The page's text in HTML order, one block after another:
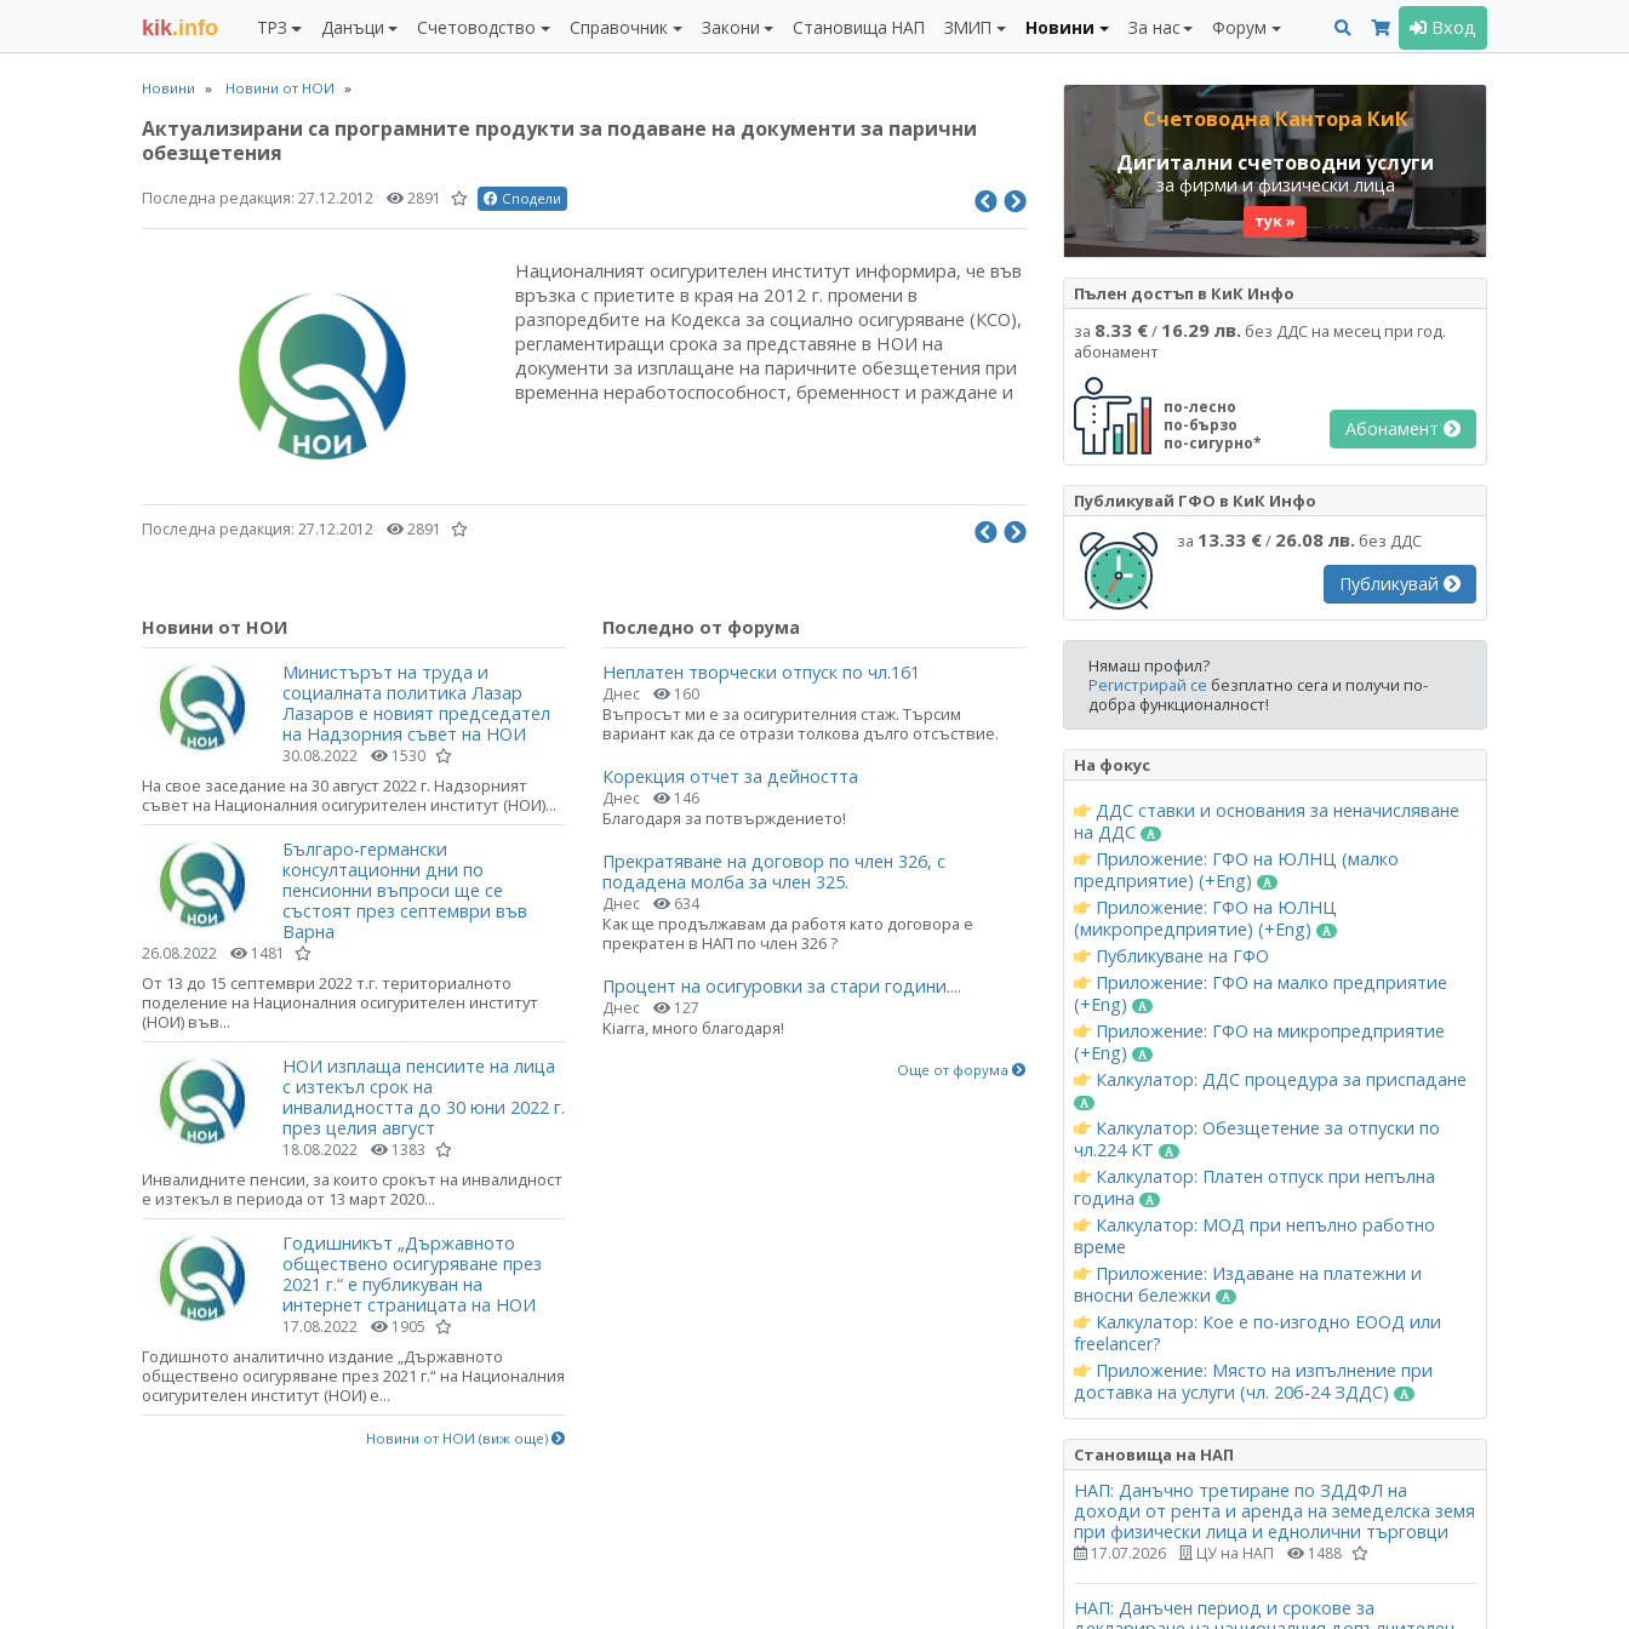
kik.info ТРЗ Данъци Счетоводство Справочник Закони Становища НАП ЗМИП Новини За нас Форум Вход
Новини Новини от НОИ
Актуализирани са програмните продукти за подаване на документи за парични
обезщетения
Последна редакция: 27.12.2012 2891 Сподели
Националният осигурителен институт информира, че във
връзка с приетите в края на 2012 г. промени в
разпоредбите на Кодекса за социално осигуряване (КСО),
регламентиращи срока за представяне в НОИ на
документи за изплащане на паричните обезщетения при
временна неработоспособност, бременност и раждане и
Последна редакция: 27.12.2012 2891
Новини от НОИ
Министърът на труда и
социалната политика Лазар
Лазаров е новият председател
на Надзорния съвет на НОИ
30.08.2022 1530
На свое заседание на 30 август 2022 г. Надзорният
съвет на Националния осигурителен институт (НОИ)...
Българо-германски
консултационни дни по
пенсионни въпроси ще се
състоят през септември във
Варна
26.08.2022 1481
От 13 до 15 септември 2022 т.г. териториалното
поделение на Националния осигурителен институт
(НОИ) във...
НОИ изплаща пенсиите на лица
с изтекъл срок на
инвалидността до 30 юни 2022 г.
през целия август
18.08.2022 1383
Инвалидните пенсии, за които срокът на инвалидност
е изтекъл в периода от 13 март 2020...
Годишникът „Държавното
обществено осигуряване през
2021 г.“ е публикуван на
интернет страницата на НОИ
17.08.2022 1905
Годишното аналитично издание „Държавното
обществено осигуряване през 2021 г.“ на Националния
осигурителен институт (НОИ) е...
Новини от НОИ (виж още)
Последно от форума
Неплатен творчески отпуск по чл.161
Днес 160
Въпросът ми е за осигурителния стаж. Търсим
вариант как да се отрази толкова дълго отсъствие.
Корекция отчет за дейността
Днес 146
Благодаря за потвърждението!
Прекратяване на договор по член 326, с
подадена молба за член 325.
Днес 634
Как ще продължавам да работя като договора е
прекратен в НАП по член 326 ?
Процент на осигуровки за стари години....
Днес 127
Kiarra, много благодаря!
Още от форума
Счетоводна Кантора КиК
Дигитални счетоводни услуги
за фирми и физически лица
тук »
Пълен достъп в КиК Инфо
за 8.33 €/ 16.29 лв. без ДДС на месец при год.
абонамент
по-лесно
по-бързо
по-сигурно*
Абонамент
Публикувай ГФО в КиК Инфо
за 13.33 €/ 26.08 лв. без ДДС
Публикувай
Нямаш профил?
Регистрирай се безплатно сега и получи по-
добра функционалност!
На фокус
ДДС ставки и основания за неначисляване
на ДДС
Приложение: ГФО на ЮЛНЦ (малко
предприятие) (+Eng)
Приложение: ГФО на ЮЛНЦ
(микропредприятие) (+Eng)
Публикуване на ГФО
Приложение: ГФО на малко предприятие
(+Eng)
Приложение: ГФО на микропредприятие
(+Eng)
Калкулатор: ДДС процедура за приспадане
Калкулатор: Обезщетение за отпуски по
чл.224 КТ
Калкулатор: Платен отпуск при непълна
година
Калкулатор: МОД при непълно работно
време
Приложение: Издаване на платежни и
вносни бележки
Калкулатор: Кое е по-изгодно ЕООД или
freelancer?
Приложение: Място на изпълнение при
доставка на услуги (чл. 20б-24 ЗДДС)
Становища на НАП
НАП: Данъчно третиране по ЗДДФЛ на
доходи от рента и аренда на земеделска земя
при физически лица и еднолични търговци
17.07.2026 ЦУ на НАП 1488
НАП: Данъчен период и срокове за